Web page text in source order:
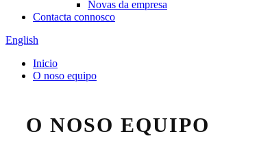
Novas da empresa
Contacta connosco
English
Inicio
O noso equipo
O NOSO EQUIPO